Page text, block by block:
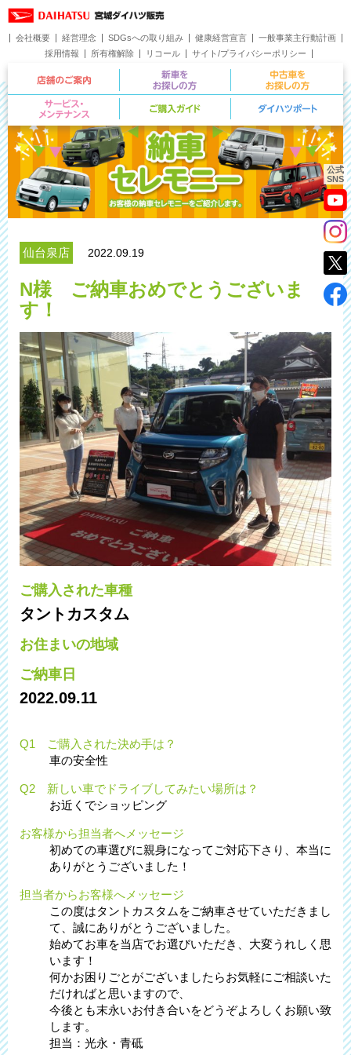
公式
SNS
会社概要 経営理念 SDGsへの取り組み 健康経営宣言
一般事業主行動計画
採用情報
所有権解除 リコール
サイト/プライバシーポリシー
お問い合わせ
店舗のご案内 新車をお探しの方
サービス・メンテナンス ご購入ガイド
仙台泉店 2022.09.19
N様 ご納車おめでとうございま
す！
ご購入された車種
タントカスタム
お住まいの地域
ご納車日
2022.09.11
Q1 ご購入された決め手は？
車の安全性
Q2 新しい車でドライブしてみたい場所は？
お近くでショッピング
お客様から担当者へメッセージ
初めての車選びに親身になってご対応下さり、本当に
ありがとうございました！
担当者からお客様へメッセージ
この度はタントカスタムをご納車させていただきまし
て、誠にありがとうございました。
始めてお車を当店でお選びいただき、大変うれしく思
います！
何かお困りごとがございましたらお気軽にご相談いた
だければと思いますので、
今後とも末永いお付き合いをどうぞよろしくお願い致
します。
担当：光永・青砥